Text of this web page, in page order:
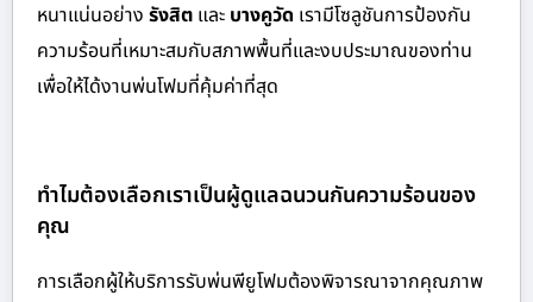
หนาแน่นอย่าง รังสิต และ บางคูวัด เรามีโซลูชันการป้องกัน
ความร้อนที่เหมาะสมกับสภาพพื้นที่และงบประมาณของท่าน
เพื่อให้ได้งานพ่นโฟมที่คุ้มค่าที่สุด
ทำไมต้องเลือกเราเป็นผู้ดูแลฉนวนกันความร้อนของ
คุณ
การเลือกผู้ให้บริการรับพ่นพียูโฟมต้องพิจารณาจากคุณภาพ